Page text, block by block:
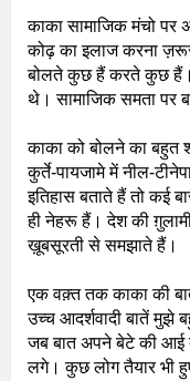
काका सामाजिक मंचो
कोढ़ का इलाज करना
बोलते कुछ हैं करते कुछ हैं।
थे। सामाजिक समता पर
काका को बोलने का बहुत
कुर्ते-पायजामे में नील-
इतिहास बताते हैं तो कई
ही नेहरू हैं। देश की
ख़ूबसूरती से समझाते हैं।
एक वक़्त तक काका की
उच्च आदर्शवादी बातें मुझे
जब बात अपने बेटे की आई
लगे। कुछ लोग तैयार भी